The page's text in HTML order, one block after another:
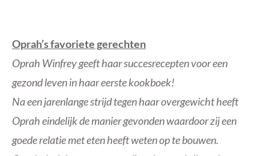
Oprah’s favoriete gerechten
Oprah Winfrey geeft haar succesrecepten voor een
gezond leven in haar eerste kookboek!
Na een jarenlange strijd tegen haar overgewicht heeft
Oprah eindelijk de manier gevonden waardoor zij een
goede relatie met eten heeft weten op te bouwen.